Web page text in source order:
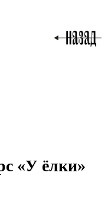
«У ёлки»